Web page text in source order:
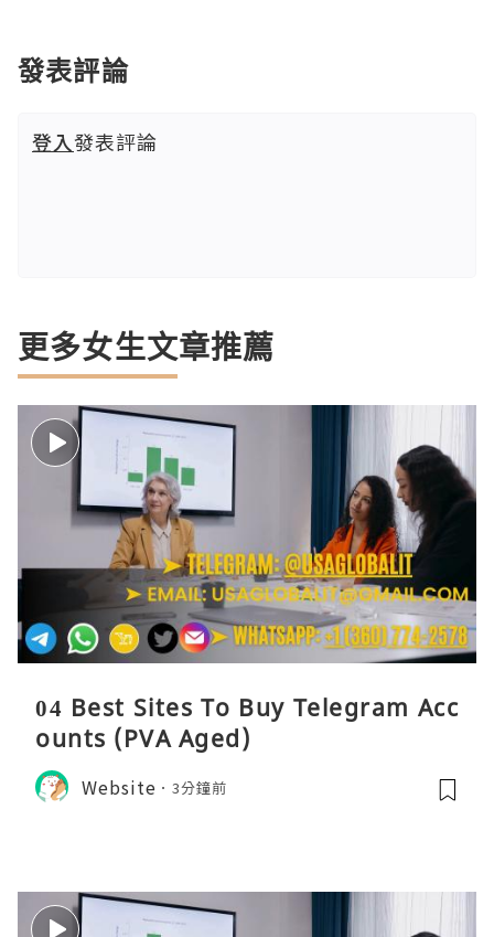
發表評論
登入發表評論
更多女生文章推薦
04 Best Sites To Buy Telegram Acc
ounts (PVA Aged)
Website 3分鐘前